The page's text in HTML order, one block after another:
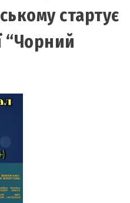
стартує
“Чорний